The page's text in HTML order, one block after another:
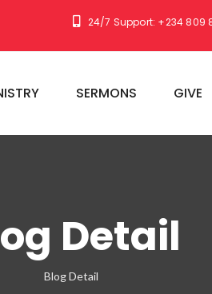
24/7 Support: +234 809
SERMONS GIVE
Detail
Blog Detail